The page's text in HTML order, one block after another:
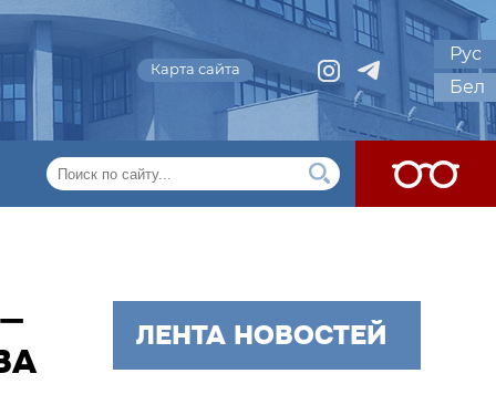
Карта сайта
Рус
Бел
ЛЕНТА НОВОСТЕЙ